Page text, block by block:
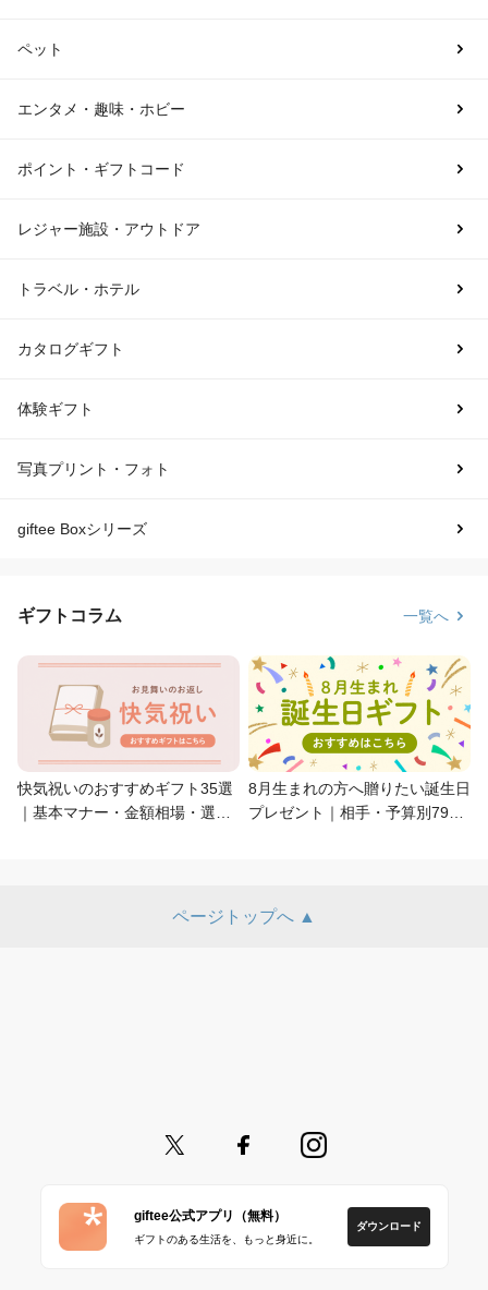
ペット
エンタメ・趣味・ホビー
ポイント・ギフトコード
レジャー施設・アウトドア
トラベル・ホテル
カタログギフト
体験ギフト
写真プリント・フォト
giftee Boxシリーズ
ギフトコラム 一覧へ
快気祝いのおすすめギフト35選
｜基本マナー・金額相場・選び
8月生まれの方へ贈りたい誕生日
プレゼント｜相手・予算別79選
ページトップへ ▲
giftee公式アプリ（無料）
ギフトのある生活を、もっと身近に。
ダウンロード